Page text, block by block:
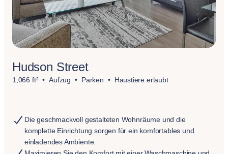
Hudson Street
1,066 ft² Aufzug Parken Haustiere erlaubt
Die geschmackvoll gestalteten Wohnräume und die
komplette Einrichtung sorgen für ein komfortables und
einladendes Ambiente.